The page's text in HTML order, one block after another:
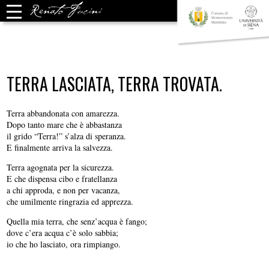
TERRA LASCIATA, TERRA TROVATA.
Terra abbandonata con amarezza.
Dopo tanto mare che è abbastanza
il grido “Terra!” s’alza di speranza.
E finalmente arriva la salvezza.
Terra agognata per la sicurezza.
E che dispensa cibo e fratellanza
a chi approda, e non per vacanza,
che umilmente ringrazia ed apprezza.
Quella mia terra, che senz’acqua è fango;
dove c’era acqua c’è solo sabbia;
io che ho lasciato, ora rimpiango.